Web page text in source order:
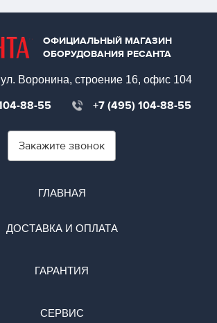
ОФИЦИАЛЬНЫЙ МАГАЗИН
ОБОРУДОВАНИЯ РЕСАНТА
Воронина, строение 16, офис 104
88-55 +7 (495) 104-88-55
Закажите звонок
ГЛАВНАЯ
ДОСТАВКА И ОПЛАТА
ГАРАНТИЯ
СЕРВИС